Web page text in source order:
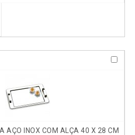
AÇO INOX COM ALÇA 40 X 28 CM